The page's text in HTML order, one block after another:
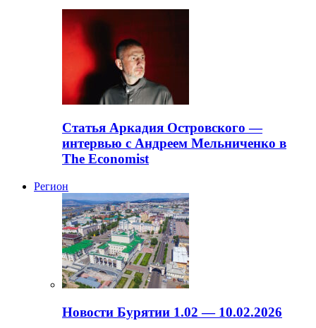
Статья Аркадия Островского —
интервью с Андреем Мельниченко в
The Economist
Регион
Новости Бурятии 1.02 — 10.02.2026